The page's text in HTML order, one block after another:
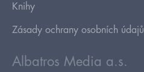
Knihy
Zásady ochrany osobních údajů
Albatros Media a.s.